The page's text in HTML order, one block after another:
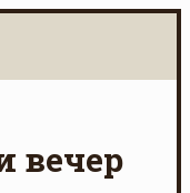
вечер